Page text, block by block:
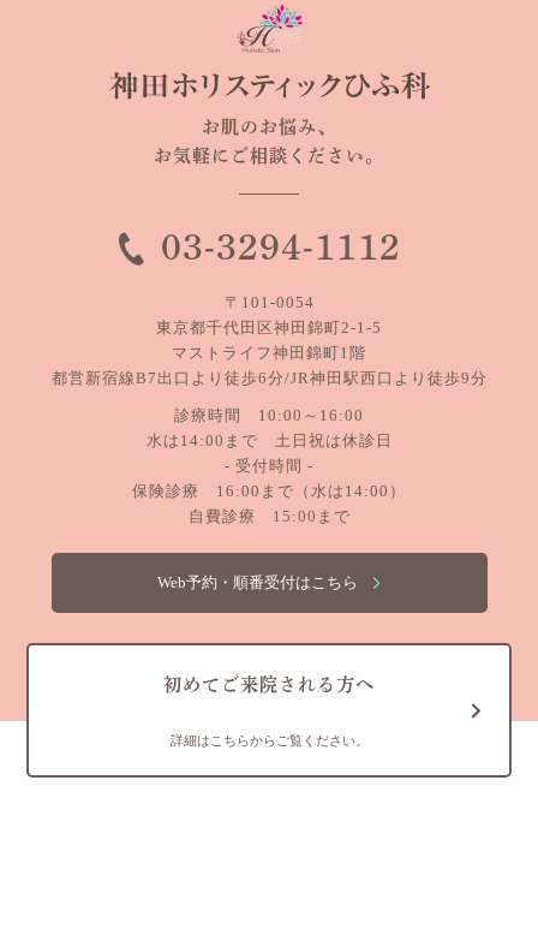
お肌のお悩み、
お気軽にご相談ください。
03-3294-1112
〒101-0054
東京都千代田区神田錦町2-1-5
マストライフ神田錦町1階
都営新宿線B7出口より徒歩6分/JR神田駅西口より徒歩9分
診療時間 10:00～16:00
水は14:00まで 土日祝は休診日
- 受付時間 -
保険診療 16:00まで（水は14:00）
自費診療 15:00まで
Web予約・順番受付はこちら
初めてご来院される方へ
詳細はこちらからご覧ください。